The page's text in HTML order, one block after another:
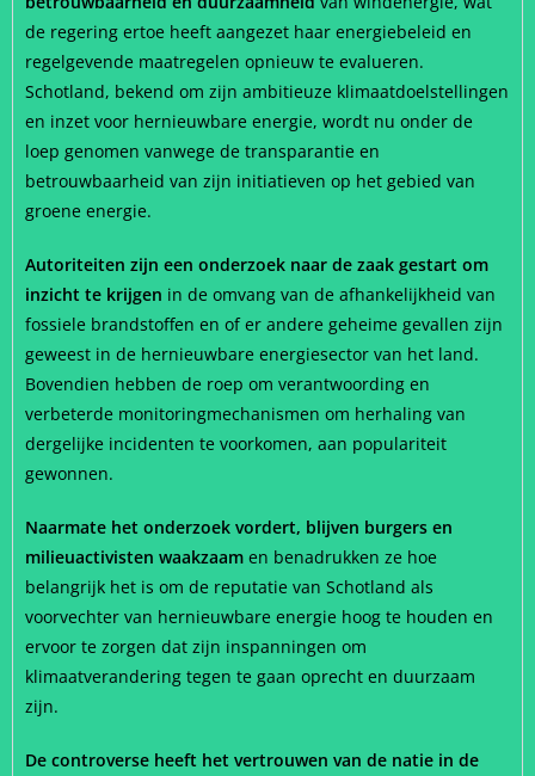
de regering ertoe heeft aangezet haar energiebeleid en
regelgevende maatregelen opnieuw te evalueren.
Schotland, bekend om zijn ambitieuze klimaatdoelstellingen
en inzet voor hernieuwbare energie, wordt nu onder de
loep genomen vanwege de transparantie en
betrouwbaarheid van zijn initiatieven op het gebied van
groene energie.
Autoriteiten zijn een onderzoek naar de zaak gestart om
inzicht te krijgen in de omvang van de afhankelijkheid van
fossiele brandstoffen en of er andere geheime gevallen zijn
geweest in de hernieuwbare energiesector van het land.
Bovendien hebben de roep om verantwoording en
verbeterde monitoringmechanismen om herhaling van
dergelijke incidenten te voorkomen, aan populariteit
gewonnen.
Naarmate het onderzoek vordert, blijven burgers en
milieuactivisten waakzaam en benadrukken ze hoe
belangrijk het is om de reputatie van Schotland als
voorvechter van hernieuwbare energie hoog te houden en
ervoor te zorgen dat zijn inspanningen om
klimaatverandering tegen te gaan oprecht en duurzaam
zijn.
De controverse heeft het vertrouwen van de natie in de